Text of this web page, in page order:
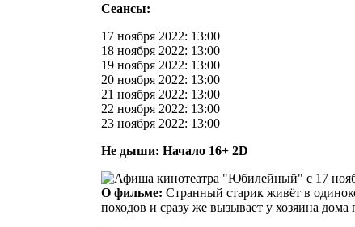
Сеансы:
17 ноября 2022: 13:00
18 ноября 2022: 13:00
19 ноября 2022: 13:00
20 ноября 2022: 13:00
21 ноября 2022: 13:00
22 ноября 2022: 13:00
23 ноября 2022: 13:00
Не дыши: Начало 16+ 2D
О фильме: Странный старик живёт в
походов и сразу же вызывает у хозяина дома